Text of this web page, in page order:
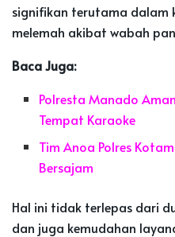
signifikan terutama dalam
melemah akibat wabah
Baca Juga:
Polresta Manado
Tempat Karaoke
Tim Anoa Polres
Bersajam
Hal ini tidak terlepas dari
dan juga kemudahan